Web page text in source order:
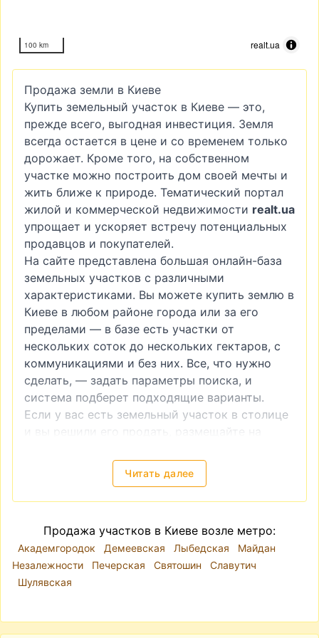
100 km realt.ua
Продажа земли в Киеве
Купить земельный участок в Киеве — это,
прежде всего, выгодная инвестиция. Земля
всегда остается в цене и со временем только
дорожает. Кроме того, на собственном
участке можно построить дом своей мечты и
жить ближе к природе. Тематический портал
жилой и коммерческой недвижимости realt.ua
упрощает и ускоряет встречу потенциальных
продавцов и покупателей.
На сайте представлена большая онлайн-база
земельных участков с различными
характеристиками. Вы можете купить землю в
Киеве в любом районе города или за его
пределами — в базе есть участки от
нескольких соток до нескольких гектаров, с
коммуникациями и без них. Все, что нужно
сделать, — задать параметры поиска, и
система подберет подходящие варианты.
Если у вас есть земельный участок в столице
и вы решили его продать, размещайте на
Укажите месторасположение надела,
контактную информацию и стоимость — и
уже в ближайшее время вам начнут звонить
Какой участок земли выбрать для покупки в
Киеве?
Чтобы купить подходящий земельный надел,
определитесь, для каких целей вам нужна
Для строительства собственного дома.Если
Читать далее
Продажа участков в Киеве возле метро:
Академгородок Демеевская Лыбедская
Майдан
Незалежности
Печерская Святошин
Славутич
Шулявская